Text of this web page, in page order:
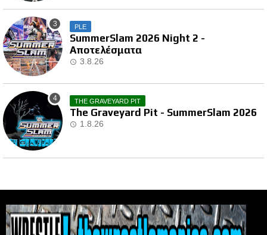
PLE
SummerSlam 2026 Night 2 -
Αποτελέσματα
3.8.26
THE GRAVEYARD PIT
The Graveyard Pit - SummerSlam 2026
1.8.26